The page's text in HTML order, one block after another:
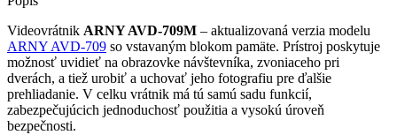
Videovrátnik ARNY AVD-709M – aktualizovaná verzia modelu
ARNY AVD-709 so vstavaným blokom pamäte. Prístroj poskytuje
možnosť uvidieť na obrazovke návštevníka, zvoniaceho pri
dverách, a tiež urobiť a uchovať jeho fotografiu pre ďalšie
prehliadanie. V celku vrátnik má tú samú sadu funkcií,
zabezpečujúcich jednoduchosť použitia a vysokú úroveň
bezpečnosti.